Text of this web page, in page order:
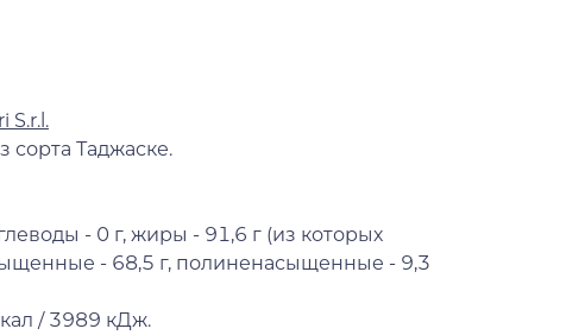
S.r.l.
сорта Таджаске.
- 0 г, жиры - 91,6 г (из которых
- 68,5 г, полиненасыщенные - 9,3
/ 3989 кДж.